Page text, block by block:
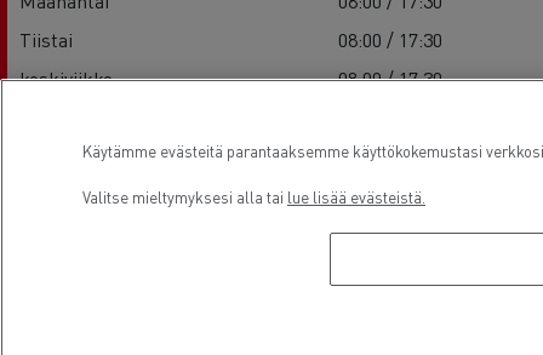
Tiistai
08:00 / 17:30
keskiviikko
08:00 / 17:30
Perjantai
08:00 / 17:30
Lauantai
-
-
Käytämme evästeitä parantaaksemme käyttökokemustasi
Valitse mieltymyksesi alla tai lue lisää evästeistä.